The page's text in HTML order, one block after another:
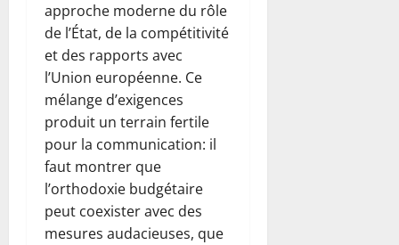
approche moderne du rôle
de l’État, de la compétitivité
et des rapports avec
l’Union européenne. Ce
mélange d’exigences
produit un terrain fertile
pour la communication: il
faut montrer que
l’orthodoxie budgétaire
peut coexister avec des
mesures audacieuses, que